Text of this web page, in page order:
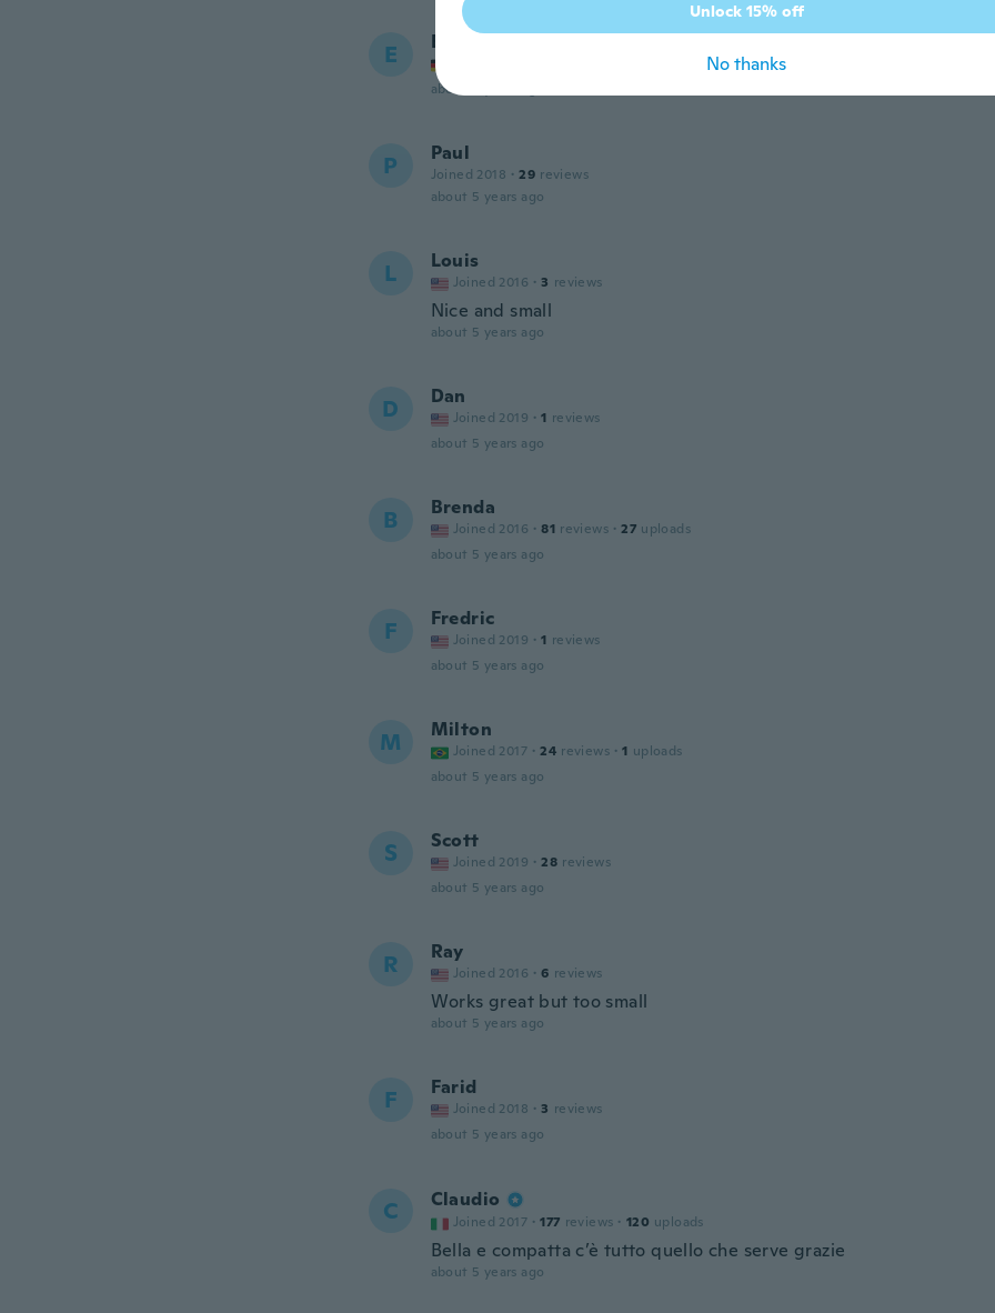
E Edgar
about 4 years ago
P Paul
Joined 2018 · 29 reviews
about 5 years ago
L Louis
Joined 2016 · 3 reviews
Nice and small
about 5 years ago
D Dan
Joined 2019 · 1 reviews
about 5 years ago
B Brenda
Joined 2016 · 81 reviews · 27 uploads
about 5 years ago
F Fredric
Joined 2019 · 1 reviews
about 5 years ago
M Milton
Joined 2017 · 24 reviews · 1 uploads
about 5 years ago
S Scott
Joined 2019 · 28 reviews
about 5 years ago
R Ray
Joined 2016 · 6 reviews
Works great but too small
about 5 years ago
F Farid
Joined 2018 · 3 reviews
about 5 years ago
C Claudio
Joined 2017 · 177 reviews · 120 uploads
Bella e compatta c’è tutto quello che serve grazie
about 5 years ago
Unlock 15% off
No thanks